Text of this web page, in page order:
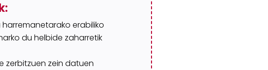
:
erabiliko
du helbide zaharretik
zerbitzuen zein datuen